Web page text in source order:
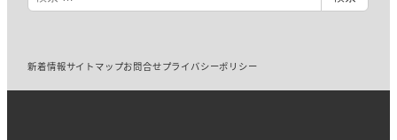
索
新着情報サイトマップお問合せプライバシーポリシー